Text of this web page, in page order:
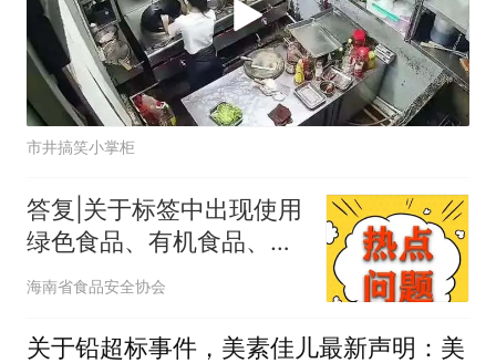
市井搞笑小掌柜
答复|关于标签中出现使用
绿色食品、有机食品、地
标食材的标示
海南省食品安全协会
关于铅超标事件，美素佳儿最新声明：美